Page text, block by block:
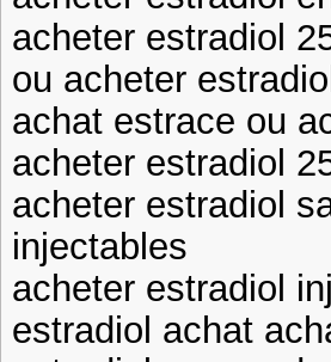
acheter estradiol
ou acheter
achat estrace ou
acheter estradiol
acheter estradiol
injectables
acheter estradiol
estradiol achat